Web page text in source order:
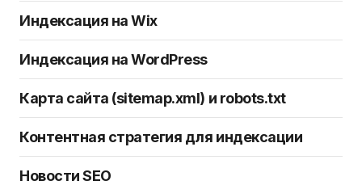
Индексация на Wix
Индексация на WordPress
Карта сайта (sitemap.xml) и robots.txt
Контентная стратегия для индексации
Новости SEO